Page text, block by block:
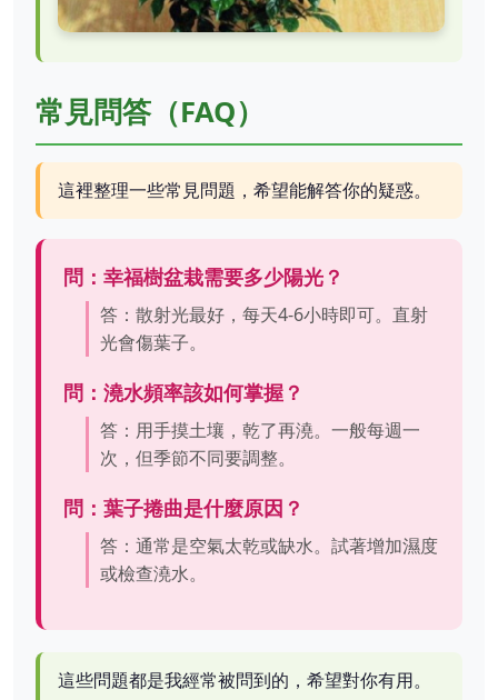
常見問答（FAQ）
這裡整理一些常見問題，希望能解答你的疑惑。
問：幸福樹盆栽需要多少陽光？
答：散射光最好，每天4-6小時即可。直射
光會傷葉子。
問：澆水頻率該如何掌握？
答：用手摸土壤，乾了再澆。一般每週一
次，但季節不同要調整。
問：葉子捲曲是什麼原因？
答：通常是空氣太乾或缺水。試著增加濕度
或檢查澆水。
這些問題都是我經常被問到的，希望對你有用。